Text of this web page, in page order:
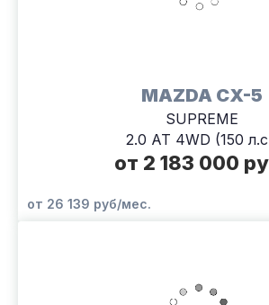
MAZDA CX-5
SUPREME
2.0 AT 4WD (150
от 2 183 000
от 26 139 руб/мес.